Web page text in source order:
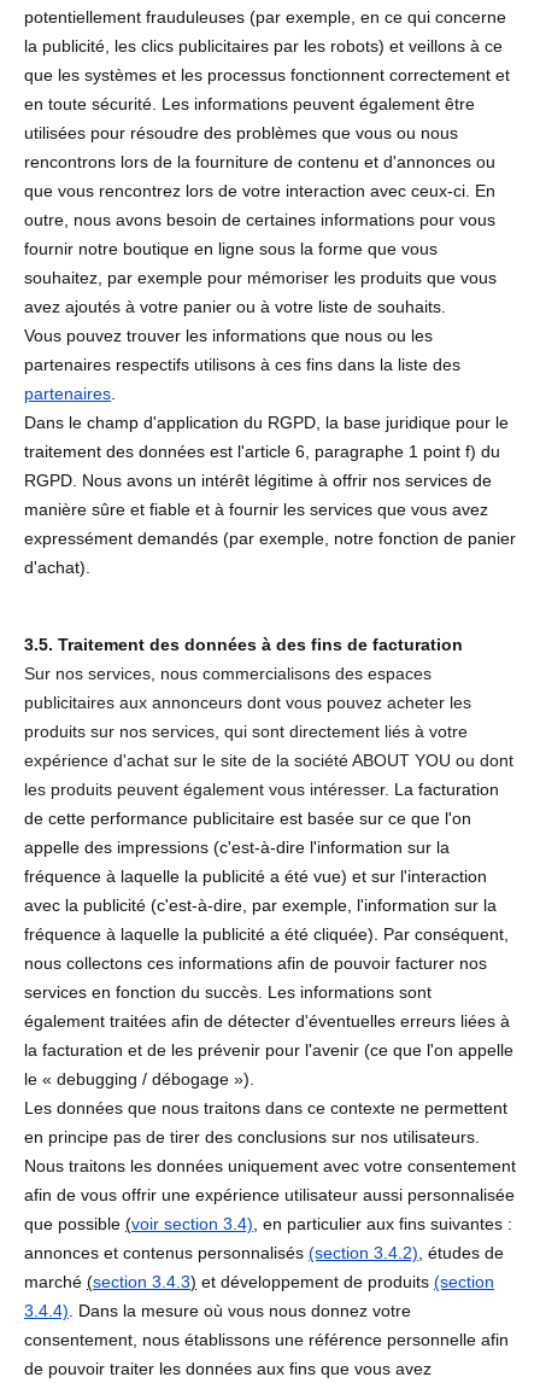
potentiellement frauduleuses (par exemple, en ce qui concerne
la publicité, les clics publicitaires par les robots) et veillons à ce
que les systèmes et les processus fonctionnent correctement et
en toute sécurité. Les informations peuvent également être
utilisées pour résoudre des problèmes que vous ou nous
rencontrons lors de la fourniture de contenu et d'annonces ou
que vous rencontrez lors de votre interaction avec ceux-ci. En
outre, nous avons besoin de certaines informations pour vous
fournir notre boutique en ligne sous la forme que vous
souhaitez, par exemple pour mémoriser les produits que vous
avez ajoutés à votre panier ou à votre liste de souhaits.
Vous pouvez trouver les informations que nous ou les
partenaires respectifs utilisons à ces fins dans la liste des
partenaires
Dans le champ d'application du RGPD, la base juridique pour le
traitement des données est l'article 6, paragraphe 1 point f) du
RGPD. Nous avons un intérêt légitime à offrir nos services de
manière sûre et fiable et à fournir les services que vous avez
expressément demandés (par exemple, notre fonction de panier
d'achat).
3.5. Traitement des données à des fins de facturation
Sur nos services, nous commercialisons des espaces
publicitaires aux annonceurs dont vous pouvez acheter les
produits sur nos services, qui sont directement liés à votre
expérience d'achat sur le site de la société ABOUT YOU ou dont
les produits peuvent également vous intéresser. La facturation
de cette performance publicitaire est basée sur ce que l'on
appelle des impressions (c'est-à-dire l'information sur la
fréquence à laquelle la publicité a été vue) et sur l'interaction
avec la publicité (c'est-à-dire, par exemple, l'information sur la
fréquence à laquelle la publicité a été cliquée). Par conséquent,
nous collectons ces informations afin de pouvoir facturer nos
services en fonction du succès. Les informations sont
également traitées afin de détecter d'éventuelles erreurs liées à
la facturation et de les prévenir pour l'avenir (ce que l'on appelle
le « debugging / débogage »).
Les données que nous traitons dans ce contexte ne permettent
en principe pas de tirer des conclusions sur nos utilisateurs.
Nous traitons les données uniquement avec votre consentement
afin de vous offrir une expérience utilisateur aussi personnalisée
que possible (voir section 3.4) , en particulier aux fins suivantes :
annonces et contenus personnalisés (section 3.4.2) , études de
marché (section 3.4.3) et développement de produits (section
3.4.4) . Dans la mesure où vous nous donnez votre
consentement, nous établissons une référence personnelle afin
de pouvoir traiter les données aux fins que vous avez